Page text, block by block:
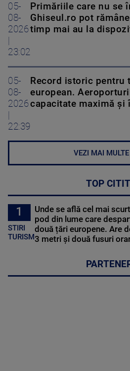
05-
08-
2026
23:02
Primăriile care nu se
Ghiseul.ro pot
timp mai au la
05-
08-
2026
22:39
Record istoric pentru
european.
capacitate maximă și
VEZI MAI
TOP
1
STIRI
TURISM
Unde se află cel mai scurt
pod din lume care
două țări europene. Are
3 metri și două fusuri